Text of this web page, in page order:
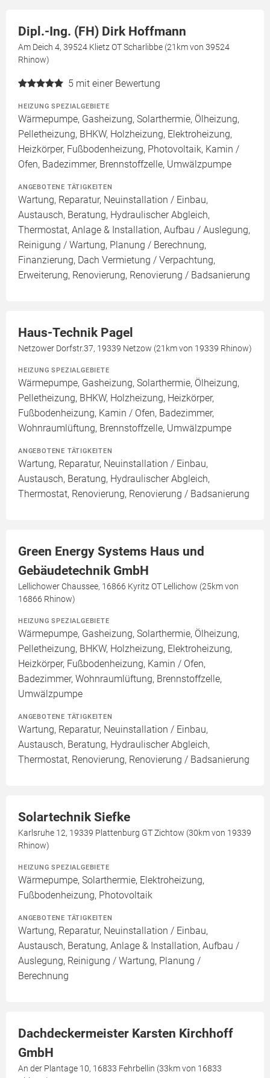
Dipl.-Ing. (FH) Dirk Hoffmann
Am Deich 4, 39524 Klietz OT Scharlibbe (21km von 39524
Rhinow)
5 mit einer Bewertung
HEIZUNG SPEZIALGEBIETE
Wärmepumpe, Gasheizung, Solarthermie, Ölheizung,
Pelletheizung, BHKW, Holzheizung, Elektroheizung,
Heizkörper, Fußbodenheizung, Photovoltaik, Kamin /
Ofen, Badezimmer, Brennstoffzelle, Umwälzpumpe
ANGEBOTENE TÄTIGKEITEN
Wartung, Reparatur, Neuinstallation / Einbau,
Austausch, Beratung, Hydraulischer Abgleich,
Thermostat, Anlage & Installation, Aufbau / Auslegung,
Reinigung / Wartung, Planung / Berechnung,
Finanzierung, Dach Vermietung / Verpachtung,
Erweiterung, Renovierung, Renovierung / Badsanierung
Haus-Technik Pagel
Netzower Dorfstr.37, 19339 Netzow (21km von 19339 Rhinow)
HEIZUNG SPEZIALGEBIETE
Wärmepumpe, Gasheizung, Solarthermie, Ölheizung,
Pelletheizung, BHKW, Holzheizung, Heizkörper,
Fußbodenheizung, Kamin / Ofen, Badezimmer,
Wohnraumlüftung, Brennstoffzelle, Umwälzpumpe
ANGEBOTENE TÄTIGKEITEN
Wartung, Reparatur, Neuinstallation / Einbau,
Austausch, Beratung, Hydraulischer Abgleich,
Thermostat, Renovierung, Renovierung / Badsanierung
Green Energy Systems Haus und
Gebäudetechnik GmbH
Lellichower Chaussee, 16866 Kyritz OT Lellichow (25km von
16866 Rhinow)
HEIZUNG SPEZIALGEBIETE
Wärmepumpe, Gasheizung, Solarthermie, Ölheizung,
Pelletheizung, BHKW, Holzheizung, Elektroheizung,
Heizkörper, Fußbodenheizung, Kamin / Ofen,
Badezimmer, Wohnraumlüftung, Brennstoffzelle,
Umwälzpumpe
ANGEBOTENE TÄTIGKEITEN
Wartung, Reparatur, Neuinstallation / Einbau,
Austausch, Beratung, Hydraulischer Abgleich,
Thermostat, Renovierung, Renovierung / Badsanierung
Solartechnik Siefke
Karlsruhe 12, 19339 Plattenburg GT Zichtow (30km von 19339
Rhinow)
HEIZUNG SPEZIALGEBIETE
Wärmepumpe, Solarthermie, Elektroheizung,
Fußbodenheizung, Photovoltaik
ANGEBOTENE TÄTIGKEITEN
Wartung, Reparatur, Neuinstallation / Einbau,
Austausch, Beratung, Anlage & Installation, Aufbau /
Auslegung, Reinigung / Wartung, Planung /
Berechnung
Dachdeckermeister Karsten Kirchhoff
GmbH
An der Plantage 10, 16833 Fehrbellin (33km von 16833